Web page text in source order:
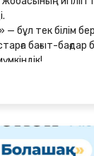
бұл тек білім
бағыт-бағдар